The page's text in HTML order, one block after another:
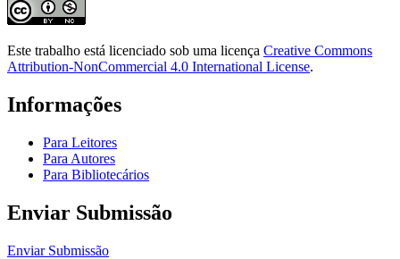
Este trabalho está licenciado sob uma licença Creative Commons
Attribution-NonCommercial 4.0 International License.
Informações
Para Leitores
Para Autores
Para Bibliotecários
Enviar Submissão
Enviar Submissão